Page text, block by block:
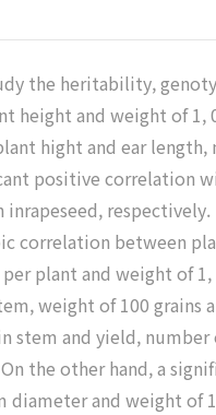
the heritability,
height and weight of
hight and ear
positive
inrapeseed,
correlation between
plant and weight of
weight of 100 grains
and yield,
the other hand, a
and weight of